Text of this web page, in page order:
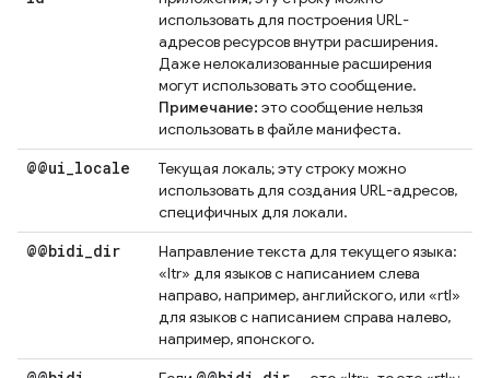
использовать для построения URL-
адресов ресурсов внутри расширения.
Даже нелокализованные расширения
могут использовать это сообщение.
Примечание: это сообщение нельзя
использовать в файле манифеста.
@@ui_locale
Текущая локаль; эту строку можно
использовать для создания URL-адресов,
специфичных для локали.
@@bidi_dir
Направление текста для текущего языка:
«ltr» для языков с написанием слева
направо, например, английского, или «rtl»
для языков с написанием справа налево,
например, японского.